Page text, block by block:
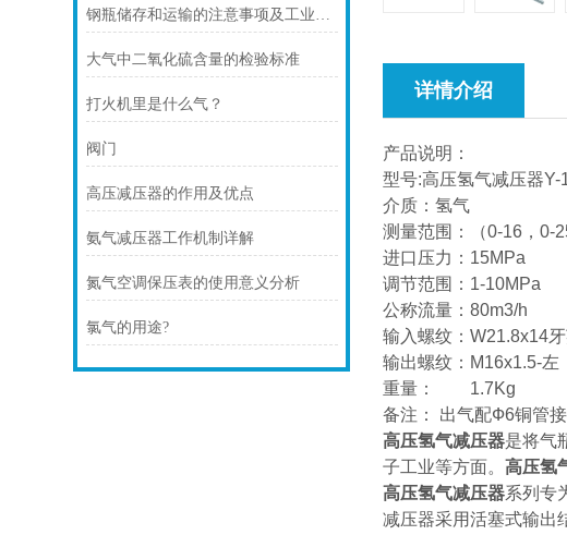
钢瓶储存和运输的注意事项及工业气体、特种气体使用
大气中二氧化硫含量的检验标准
打火机里是什么气？
阀门
高压减压器的作用及优点
氨气减压器工作机制详解
氮气空调保压表的使用意义分析
氯气的用途?
详情介绍
产品说明：
型号:高压氢气减压器Y-
介质：氢气
测量范围：（0-16，0-
进口压力：15MPa
调节范围：1-10MPa
公称流量：80m3/h
输入螺纹：W21.8x14
输出螺纹：M16x1.5-左
重量： 1.7Kg
备注： 出气配Ф6铜管
高压氢气减压器是将气
子工业等方面。高压氢
高压氢气减压器系列专
减压器采用活塞式输出